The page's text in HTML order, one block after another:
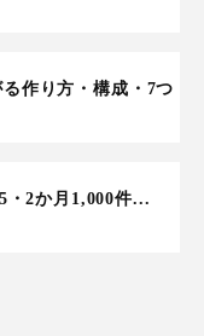
作り方・構成・7つ
・2か月1,000件...